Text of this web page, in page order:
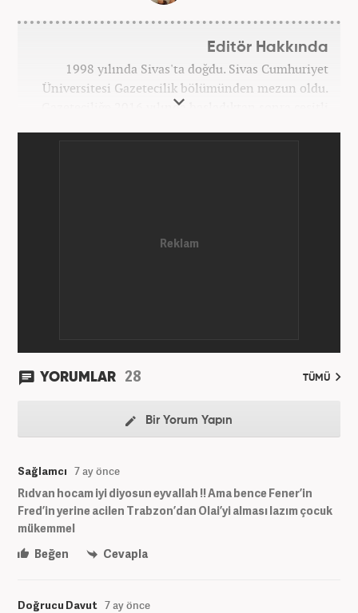
Editör Hakkında
1998 yılında Sivas'ta doğdu. Sivas Cumhuriyet
Üniversitesi Gazetecilik bölümünden mezun oldu.
Gazeteciliğe 2016 yılında başladıktan sonra çeşitli
YORUMLAR 28 TÜMÜ
Bir Yorum Yapın
Sağlamcı 7 ay önce
Rıdvan hocam iyi diyosun eyvallah !! Ama bence Fener’in
Fred’in yerine acilen Trabzon’dan Olai’yi alması lazım çocuk
mükemmel
Beğen
Cevapla
Doğrucu Davut 7 ay önce